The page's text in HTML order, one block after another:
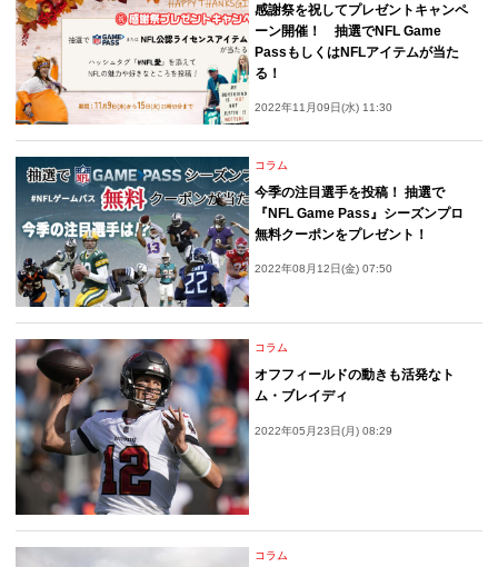
感謝祭を祝してプレゼントキャンペ
ーン開催！ 抽選でNFL Game
PassもしくはNFLアイテムが当た
る！
2022年11月09日(水) 11:30
コラム
今季の注目選手を投稿！ 抽選で
『NFL Game Pass』シーズンプロ
無料クーポンをプレゼント！
2022年08月12日(金) 07:50
コラム
オフフィールドの動きも活発なト
ム・ブレイディ
2022年05月23日(月) 08:29
コラム